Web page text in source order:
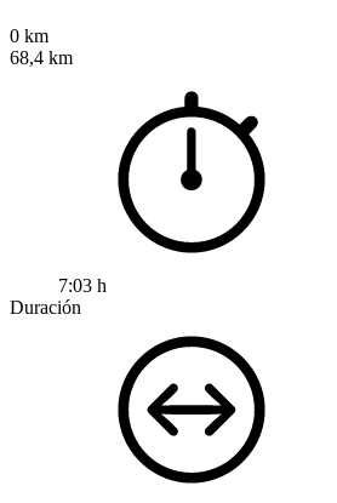
0 km
68,4 km
7:03 h
Duración